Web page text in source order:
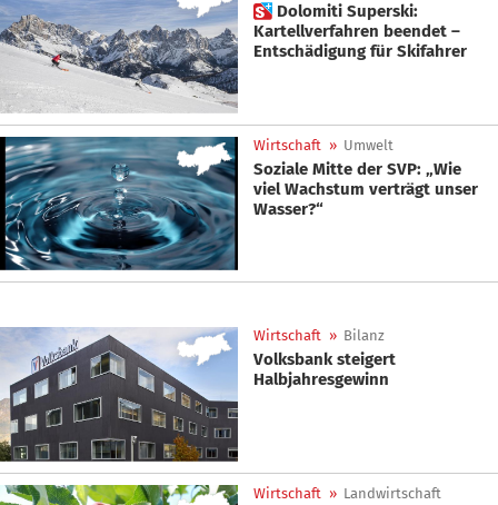
 Dolomiti Superski:
Kartellverfahren beendet –
Entschädigung für Skifahrer
Wirtschaft » Umwelt
Soziale Mitte der SVP: „Wie
viel Wachstum verträgt unser
Wasser?“
Wirtschaft » Bilanz
Volksbank steigert
Halbjahresgewinn
Wirtschaft » Landwirtschaft